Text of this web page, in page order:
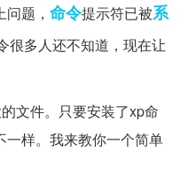
题， 命令提示符已被系
很多人还不知道，现在让
文件。只要安装了xp命
一样。我来教你一个简单